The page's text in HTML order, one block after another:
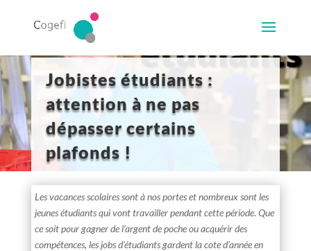
Jobistes étudiants :
attention à ne pas
dépasser certains
plafonds !
Les vacances scolaires sont à nos portes et nombreux sont les
jeunes étudiants qui vont travailler pendant cette période. Que
ce soit pour gagner de l’argent de poche ou acquérir des
compétences, les jobs d’étudiants gardent la cote d’année en